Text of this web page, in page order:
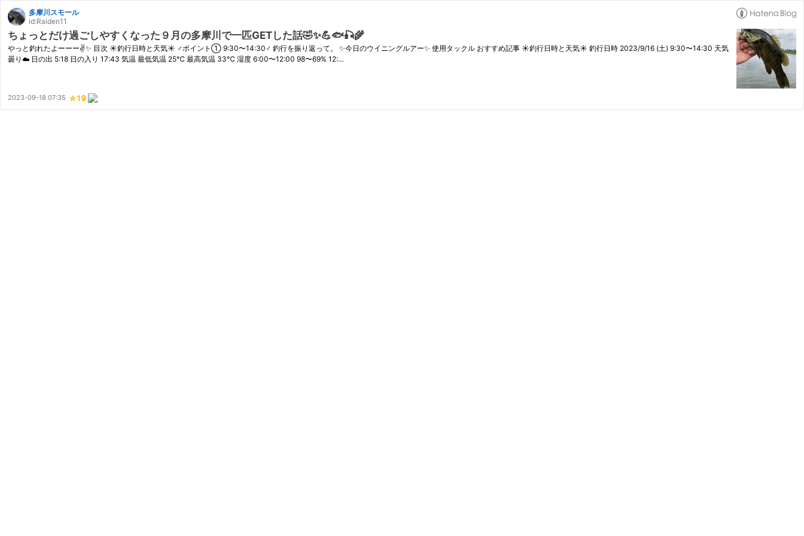
多摩川スモール
id:Raiden11
ちょっとだけ過ごしやすくなった９月の多摩川で一匹GETした話🤣✨💪🐟🎣🌾
やっと釣れたよーーー✌️✨ 目次 ☀️釣行日時と天気☀️ ‍♂️ポイント① 9:30〜14:30‍♂️ 釣行を振り返って。 ✨今日のウイニングルアー✨ 使用タックル おすすめ記事 ☀️釣行日時と天気☀️ 釣行日時 2023/9/16 (土) 9:30〜14:30 天気
曇り☁️ 日の出 5:18 日の入り 17:43 気温 最低気温 25℃ 最高気温 33℃ 湿度 6:00〜12:00 98〜69% 12:…
2023-09-18 07:35